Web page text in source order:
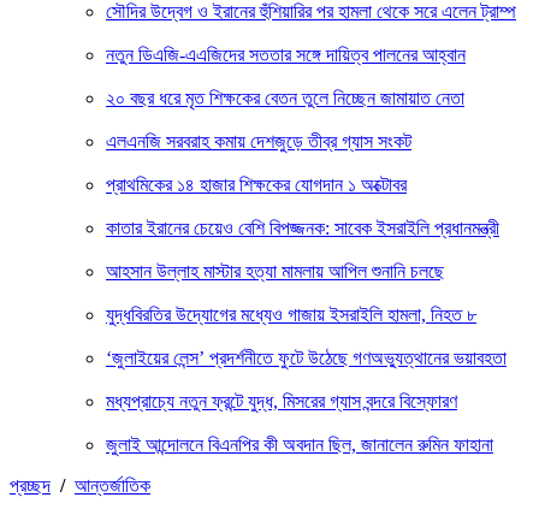
সৌদির উদ্বেগ ও ইরানের হুঁশিয়ারির পর হামলা থেকে সরে এলেন ট্রাম্প
নতুন ডিএজি-এএজিদের সততার সঙ্গে দায়িত্ব পালনের আহ্বান
২০ বছর ধরে মৃত শিক্ষকের বেতন তুলে নিচ্ছেন জামায়াত নেতা
এলএনজি সরবরাহ কমায় দেশজুড়ে তীব্র গ্যাস সংকট
প্রাথমিকের ১৪ হাজার শিক্ষকের যোগদান ১ অক্টোবর
কাতার ইরানের চেয়েও বেশি বিপজ্জনক: সাবেক ইসরাইলি প্রধানমন্ত্রী
আহসান উল্লাহ মাস্টার হত্যা মামলায় আপিল শুনানি চলছে
যুদ্ধবিরতির উদ্যোগের মধ্যেও গাজায় ইসরাইলি হামলা, নিহত ৮
‘জুলাইয়ের লেন্স’ প্রদর্শনীতে ফুটে উঠেছে গণঅভ্যুত্থানের ভয়াবহতা
মধ্যপ্রাচ্যে নতুন ফ্রন্টে যুদ্ধ, মিসরের গ্যাস বন্দরে বিস্ফোরণ
জুলাই আন্দোলনে বিএনপির কী অবদান ছিল, জানালেন রুমিন ফাহানা
প্রচ্ছদ / আন্তর্জাতিক